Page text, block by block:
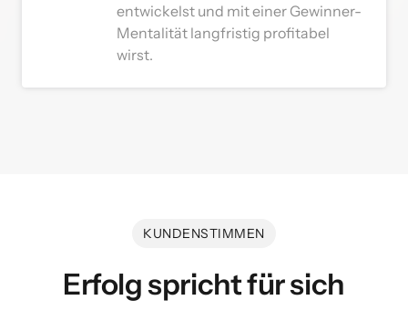
entwickelst und mit einer Gewinner-
Mentalität langfristig profitabel
wirst.
KUNDENSTIMMEN
Erfolg spricht für sich